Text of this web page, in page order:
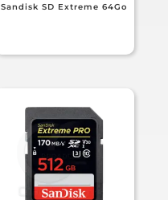
Sandisk SD Extreme 64Go